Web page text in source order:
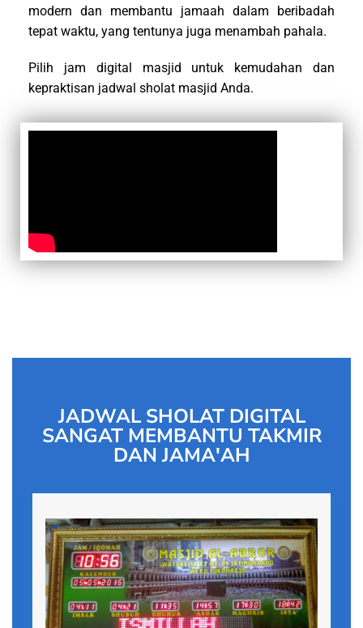
modern dan membantu jamaah dalam beribadah
tepat waktu, yang tentunya juga menambah pahala.
Pilih jam digital masjid untuk kemudahan dan
kepraktisan jadwal sholat masjid Anda.
JADWAL SHOLAT DIGITAL
SANGAT MEMBANTU TAKMIR
DAN JAMA'AH